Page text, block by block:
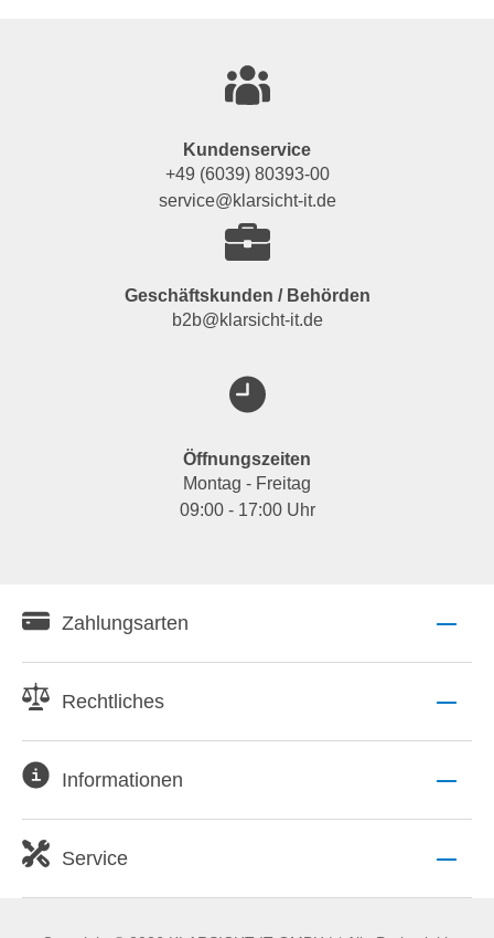
Kundenservice
+49 (6039) 80393-00
service@klarsicht-it.de
Geschäftskunden / Behörden
b2b@klarsicht-it.de
Öffnungszeiten
Montag - Freitag
09:00 - 17:00 Uhr
Zahlungsarten
Rechtliches
Informationen
Service